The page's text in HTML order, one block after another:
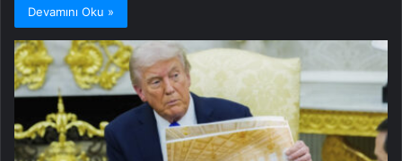
Devamını Oku »